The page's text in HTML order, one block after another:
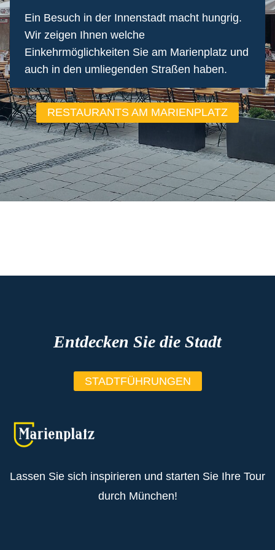
Ein Besuch in der Innenstadt macht hungrig.
Wir zeigen Ihnen welche
Einkehrmöglichkeiten Sie am Marienplatz und
auch in den umliegenden Straßen haben.
RESTAURANTS AM MARIENPLATZ
Entdecken Sie die Stadt
STADTFÜHRUNGEN
Lassen Sie sich inspirieren und starten Sie Ihre Tour
durch München!